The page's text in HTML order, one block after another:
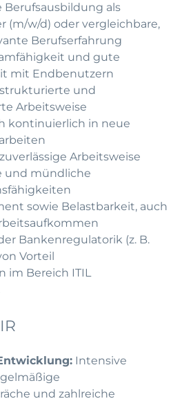
Berufsausbildung als
(m/w/d) oder vergleichbare,
Berufserfahrung
und gute
mit Endbenutzern
und
Arbeitsweise
kontinuierlich in neue
Arbeitsweise
und mündliche
sowie Belastbarkeit, auch
Bankenregulatorik (z. B.
Vorteil
im Bereich ITIL
Intensive
und zahlreiche